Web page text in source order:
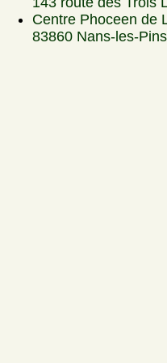
Centre Phoceen de
83860 Nans-les-Pins